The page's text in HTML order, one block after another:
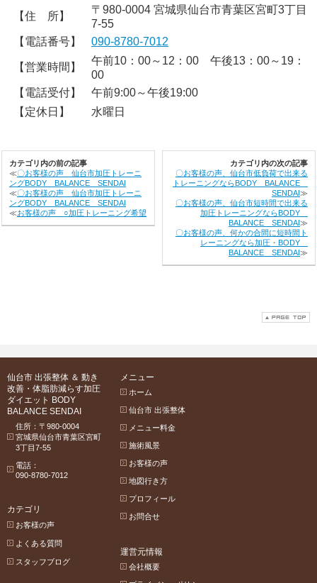
【住 所】
〒980-0004 宮城県仙台市青葉区宮町3丁目
7-55
【電話番号】
090-8780-7012
【営業時間】
午前10：00～12：00 午後13：00～19：
00
【電話受付】
午前9:00～午後19:00
【定休日】
水曜日
カテゴリ内の前の記事
≪〇お客様の声 仙台市加圧トレーニ
ングBODY BALANCE SENDAI
≪〇お客様の声 仙台市加圧トレーニ
ングBODY BALANCE SENDAI
≪お客様の声 ○加圧トレーニング希望
カテゴリ内の次の記事
〇お客様の声、仙台市低負荷で出来る
トレーニングならBODY BALANCE
SENDAI ≫
〇お客様の声、仙台市短時間で出来る
加圧トレーニングならBODY
BALANCE SENDAI ≫
〇お客様の声、何かの合間に短時間ト
レーニングなら加圧・BODY
BALANCE SENDAI ≫
仙台市 出張整体 ＆ 動き
改善・体脂肪減らす加圧
ダイエット BODY
BALANCE SENDAI
住所：〒980-0004
宮城県仙台市青葉区宮町
3丁目7-55
電話：
090-8780-7012
メニュー
ホーム
仙台市 出張整体
メニュー料金
施術風景
お客様の声
地図行き方
プロフィール
お問合せ
カテゴリ
お客様の声
よくある質問
スタッフブログ
運営元情報
会社概要